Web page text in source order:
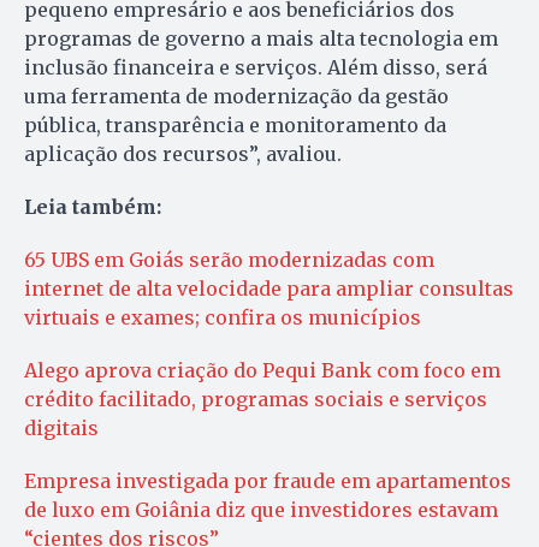
pequeno empresário e aos beneficiários dos
programas de governo a mais alta tecnologia em
inclusão financeira e serviços. Além disso, será
uma ferramenta de modernização da gestão
pública, transparência e monitoramento da
aplicação dos recursos”, avaliou.
Leia também:
65 UBS em Goiás serão modernizadas com
internet de alta velocidade para ampliar consultas
virtuais e exames; confira os municípios
Alego aprova criação do Pequi Bank com foco em
crédito facilitado, programas sociais e serviços
digitais
Empresa investigada por fraude em apartamentos
de luxo em Goiânia diz que investidores estavam
“cientes dos riscos”